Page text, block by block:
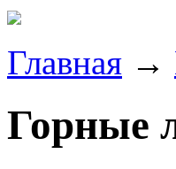
Главная →
Горные